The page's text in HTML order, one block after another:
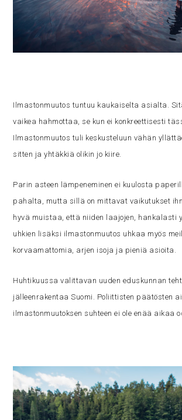
Ilmastonmuutos tuntuu kaukaiselta asialta.
vaikea hahmottaa, se kun ei konkreettisesti
Ilmastonmuutos tuli keskusteluun vähän
sitten ja yhtäkkiä olikin jo kiire.
Parin asteen lämpeneminen ei kuulosta
pahalta, mutta sillä on mittavat vaikutukset
hyvä muistaa, että niiden laajojen, hankalasti
uhkien lisäksi ilmastonmuutos uhkaa myös
korvaamattomia, arjen isoja ja pieniä asioita.
Huhtikuussa valittavan uuden eduskunnan
jälleenrakentaa Suomi. Poliittisten päätösten
ilmastonmuutoksen suhteen ei ole enää aikaa